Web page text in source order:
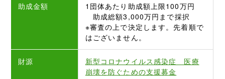
助成金額
1団体あたり助成額上限100万円
助成総額3,000万円まで採択
※審査の上で決定します。先着順で
はございません。
財源
新型コロナウイルス感染症 医療
崩壊を防ぐための支援募金